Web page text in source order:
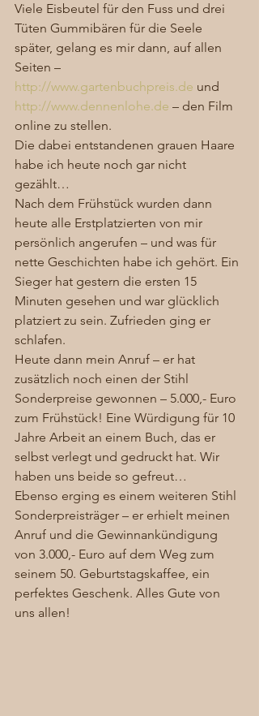
Viele Eisbeutel für den Fuss und drei
Tüten Gummibären für die Seele
später, gelang es mir dann, auf allen
Seiten –
http://www.gartenbuchpreis.de und
http://www.dennenlohe.de – den Film
online zu stellen.
Die dabei entstandenen grauen Haare
habe ich heute noch gar nicht
gezählt…
Nach dem Frühstück wurden dann
heute alle Erstplatzierten von mir
persönlich angerufen – und was für
nette Geschichten habe ich gehört. Ein
Sieger hat gestern die ersten 15
Minuten gesehen und war glücklich
platziert zu sein. Zufrieden ging er
schlafen.
Heute dann mein Anruf – er hat
zusätzlich noch einen der Stihl
Sonderpreise gewonnen – 5.000,- Euro
zum Frühstück! Eine Würdigung für 10
Jahre Arbeit an einem Buch, das er
selbst verlegt und gedruckt hat. Wir
haben uns beide so gefreut…
Ebenso erging es einem weiteren Stihl
Sonderpreisträger – er erhielt meinen
Anruf und die Gewinnankündigung
von 3.000,- Euro auf dem Weg zum
seinem 50. Geburtstagskaffee, ein
perfektes Geschenk. Alles Gute von
uns allen!